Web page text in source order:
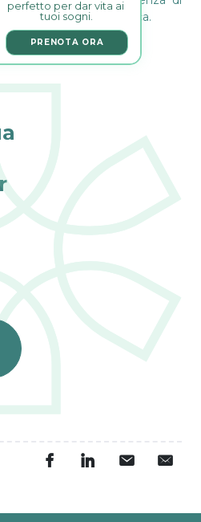
predisposizione genetica.
perfetto per dar vita ai
tuoi sogni.
PRENOTA ORA